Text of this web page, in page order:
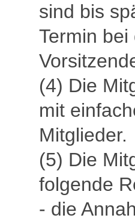
sind bis
Termin bei
(4) Die
mit
Mitglieder.
(5) Die
folgende
- die